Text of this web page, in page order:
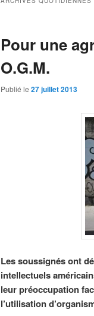
Pour une
O.G.M.
Publié le 27 juillet 2013
Les soussignés ont
intellectuels
leur préoccupation
l’utilisation